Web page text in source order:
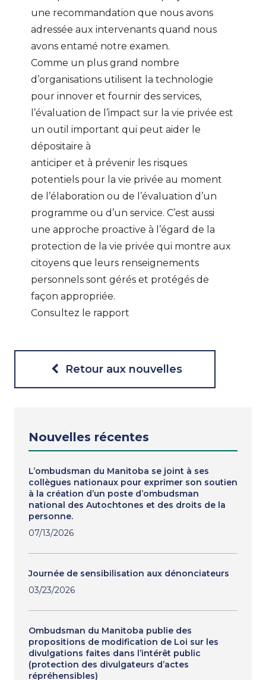
une recommandation que nous avons
adressée aux intervenants quand nous
avons entamé notre examen.
Comme un plus grand nombre
d’organisations utilisent la technologie
pour innover et fournir des services,
l’évaluation de l’impact sur la vie privée est
un outil important qui peut aider le
dépositaire à
anticiper et à prévenir les risques
potentiels pour la vie privée au moment
de l’élaboration ou de l’évaluation d’un
programme ou d’un service. C’est aussi
une approche proactive à l’égard de la
protection de la vie privée qui montre aux
citoyens que leurs renseignements
personnels sont gérés et protégés de
façon appropriée.
Consultez le rapport
Retour aux nouvelles
Nouvelles récentes
L’ombudsman du Manitoba se joint à ses
collègues nationaux pour exprimer son soutien
à la création d’un poste d’ombudsman
national des Autochtones et des droits de la
personne.
07/13/2026
Journée de sensibilisation aux dénonciateurs
03/23/2026
Ombudsman du Manitoba publie des
propositions de modification de Loi sur les
divulgations faites dans l’intérêt public
(protection des divulgateurs d’actes
répréhensibles)